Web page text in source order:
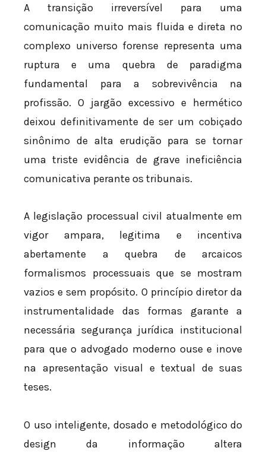
A transição irreversível para uma
comunicação muito mais fluida e direta no
complexo universo forense representa uma
ruptura e uma quebra de paradigma
fundamental para a sobrevivência na
profissão. O jargão excessivo e hermético
deixou definitivamente de ser um cobiçado
sinônimo de alta erudição para se tornar
uma triste evidência de grave ineficiência
comunicativa perante os tribunais.
A legislação processual civil atualmente em
vigor ampara, legitima e incentiva
abertamente a quebra de arcaicos
formalismos processuais que se mostram
vazios e sem propósito. O princípio diretor da
instrumentalidade das formas garante a
necessária segurança jurídica institucional
para que o advogado moderno ouse e inove
na apresentação visual e textual de suas
teses.
O uso inteligente, dosado e metodológico do
design da informação altera